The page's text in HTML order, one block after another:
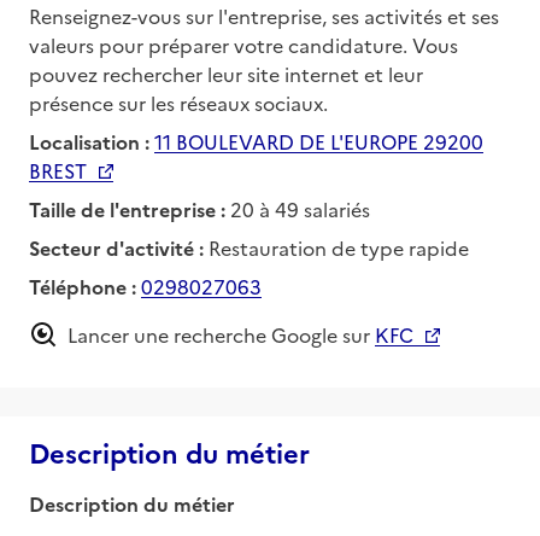
Renseignez-vous sur l'entreprise, ses activités et ses
valeurs pour préparer votre candidature. Vous
pouvez rechercher leur site internet et leur
présence sur les réseaux sociaux.
Localisation :11 BOULEVARD DE L'EUROPE 29200
BREST
Taille de l'entreprise : 20 à 49 salariés
Secteur d'activité : Restauration de type rapide
Téléphone :0298027063
Lancer une recherche Google sur KFC
Description du métier
Description du métier